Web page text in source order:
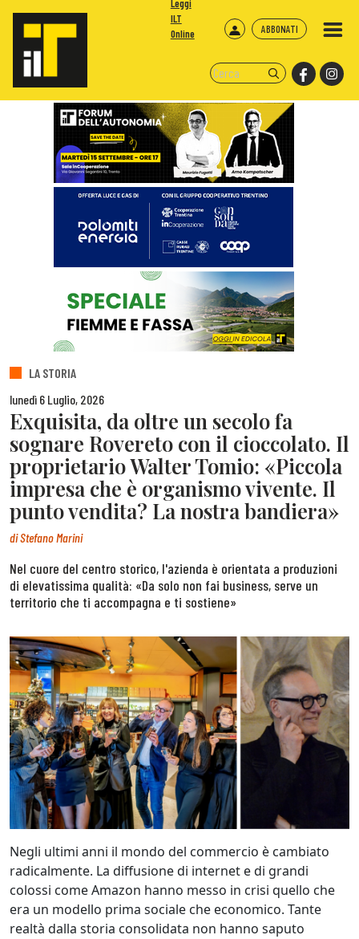
ABBONATI
Leggi
ILT
Online
LA STORIA
lunedì 6 Luglio, 2026
Exquisita, da oltre un secolo fa
sognare Rovereto con il cioccolato. Il
proprietario Walter Tomio: «Piccola
impresa che è organismo vivente. Il
punto vendita? La nostra bandiera»
diStefano Marini
Nel cuore del centro storico, l'azienda è orientata a produzioni
di elevatissima qualità: «Da solo non fai business, serve un
territorio che ti accompagna e ti sostiene»
Negli ultimi anni il mondo del commercio è cambiato
radicalmente. La diffusione di internet e di grandi
colossi come Amazon hanno messo in crisi quello che
era un modello prima sociale che economico. Tante
realtà dalla storia consolidata non hanno saputo